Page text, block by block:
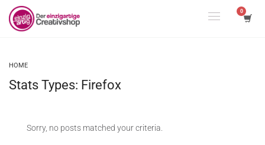
HOME
Stats Types: Firefox
Sorry, no posts matched your criteria.